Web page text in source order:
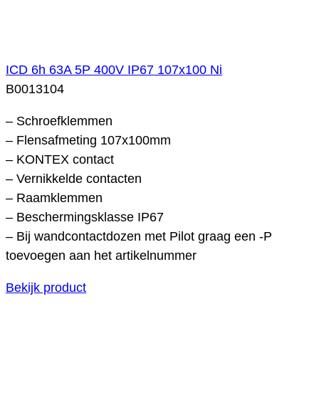
ICD 6h 63A 5P 400V IP67 107x100 Ni
B0013104
– Schroefklemmen
– Flensafmeting 107x100mm
– KONTEX contact
– Vernikkelde contacten
– Raamklemmen
– Beschermingsklasse IP67
– Bij wandcontactdozen met Pilot graag een -P
toevoegen aan het artikelnummer
Bekijk product